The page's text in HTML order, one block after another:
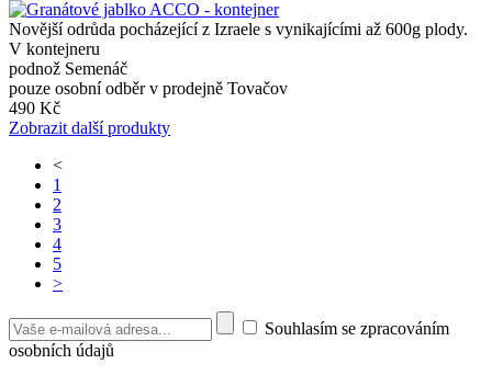
Novější odrůda pocházející z Izraele s vynikajícími až 600g plody.
V kontejneru
podnož Semenáč
pouze osobní odběr v prodejně Tovačov
490 Kč
Zobrazit další produkty
<
1
2
3
4
5
>
Souhlasím se zpracováním
osobních údajů